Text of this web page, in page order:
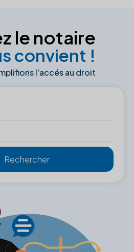
le notaire
convient !
l'accés au droit